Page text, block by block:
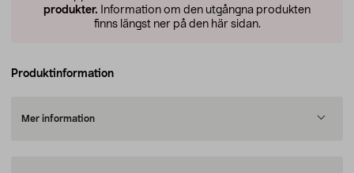
produkter. Information om den utgångna produkten
finns längst ner på den här sidan.
Produktinformation
Mer information